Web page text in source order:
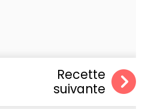
Recette
suivante